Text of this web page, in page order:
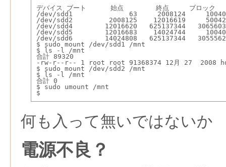
デバイス ブート      始点        終点     ブロック
/dev/sdd1              63     2008124
/dev/sdd2         2008125    12016619
/dev/sdd4        12016620   625137344
/dev/sdd5        12016683    14024744
/dev/sdd6        14024808   625137344
$ sudo mount /dev/sdd1 /mnt
$ ls -l /mnt
合計 89320
-rw-r--r-- 1 root root 91368374 12月 27  2008
$ sudo mount /dev/sdd2 /mnt
$ ls -l /mnt
合計 0
$ sudo umount /mnt
$
何も入って無いではないか
電源不良？